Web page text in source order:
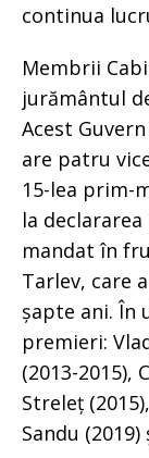
continua
Membrii
jurământul
Acest
are patru
15-lea prim-
la
mandat în
Tarlev, care
șapte ani. În
premieri:
(2013-2015),
Streleț
Sandu (2019)